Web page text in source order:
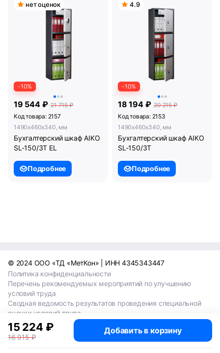
15 224 ₽
16 915 ₽
Добавить в корзину
нет оценок
-10%
19 544 ₽ 21 715 ₽
Код товара: 2157
1490x460x340, мм
Бухгалтерский шкаф AIKO
SL-150/3Т EL
Подробнее
4.9
-10%
18 194 ₽ 20 215 ₽
Код товара: 2153
1490x460x340, мм
Бухгалтерский шкаф AIKO
SL-150/3Т
Подробнее
© 2024 ООО «ТД «МетКон» | ИНН 4345343447
Политика конфиденциальности
Перечень рекомендуемых мероприятий по улучшению
условий труда
Сводная ведомость результатов проведения специальной
оценки условий труда
Сводная ведомость результатов проведения специальной
оценки условий труда 2024
Сводная ведомость результатов проведения специальной